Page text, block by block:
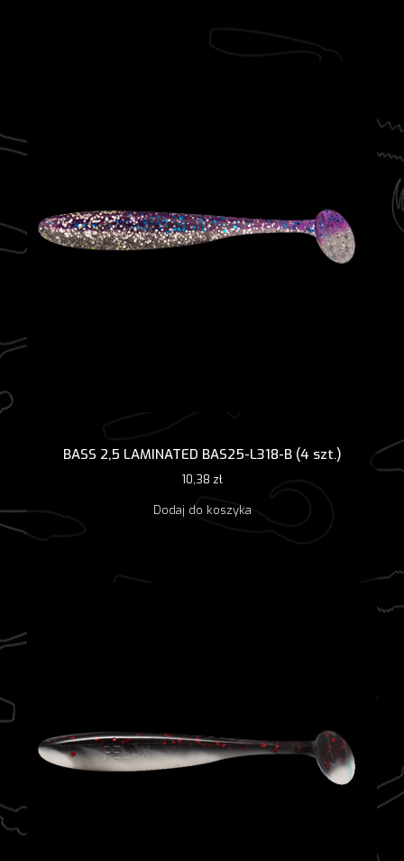
BASS 2,5 LAMINATED BAS25-L318-B (4 szt.)
10,38 zł
Dodaj do koszyka